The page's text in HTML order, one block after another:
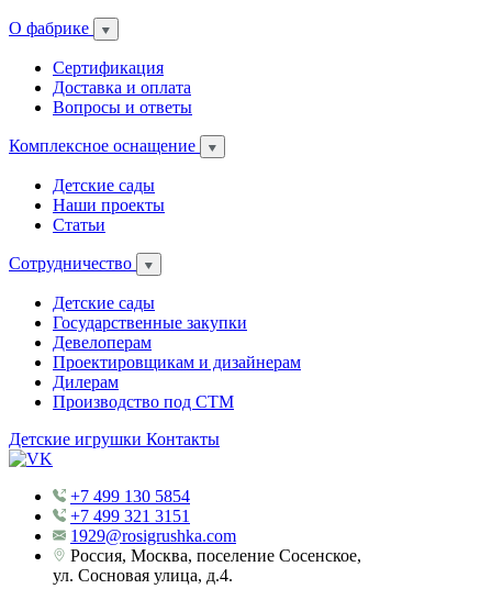
О фабрике
Сертификация
Доставка и оплата
Вопросы и ответы
Комплексное оснащение
Детские сады
Наши проекты
Статьи
Сотрудничество
Детские сады
Государственные закупки
Девелоперам
Проектировщикам и дизайнерам
Дилерам
Производство под СТМ
Детские игрушки Контакты
+7 499 130 5854
+7 499 321 3151
1929@rosigrushka.com
Россия, Москва, поселение Сосенское,
ул. Сосновая улица, д.4.